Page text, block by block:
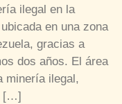
ilegal en la
en una zona
gracias a
dos años. El área
minería ilegal,
[…]